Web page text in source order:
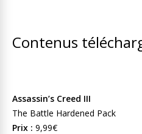
Contenus
Assassin’s Creed III
The Battle Hardened Pack
Prix : 9,99€